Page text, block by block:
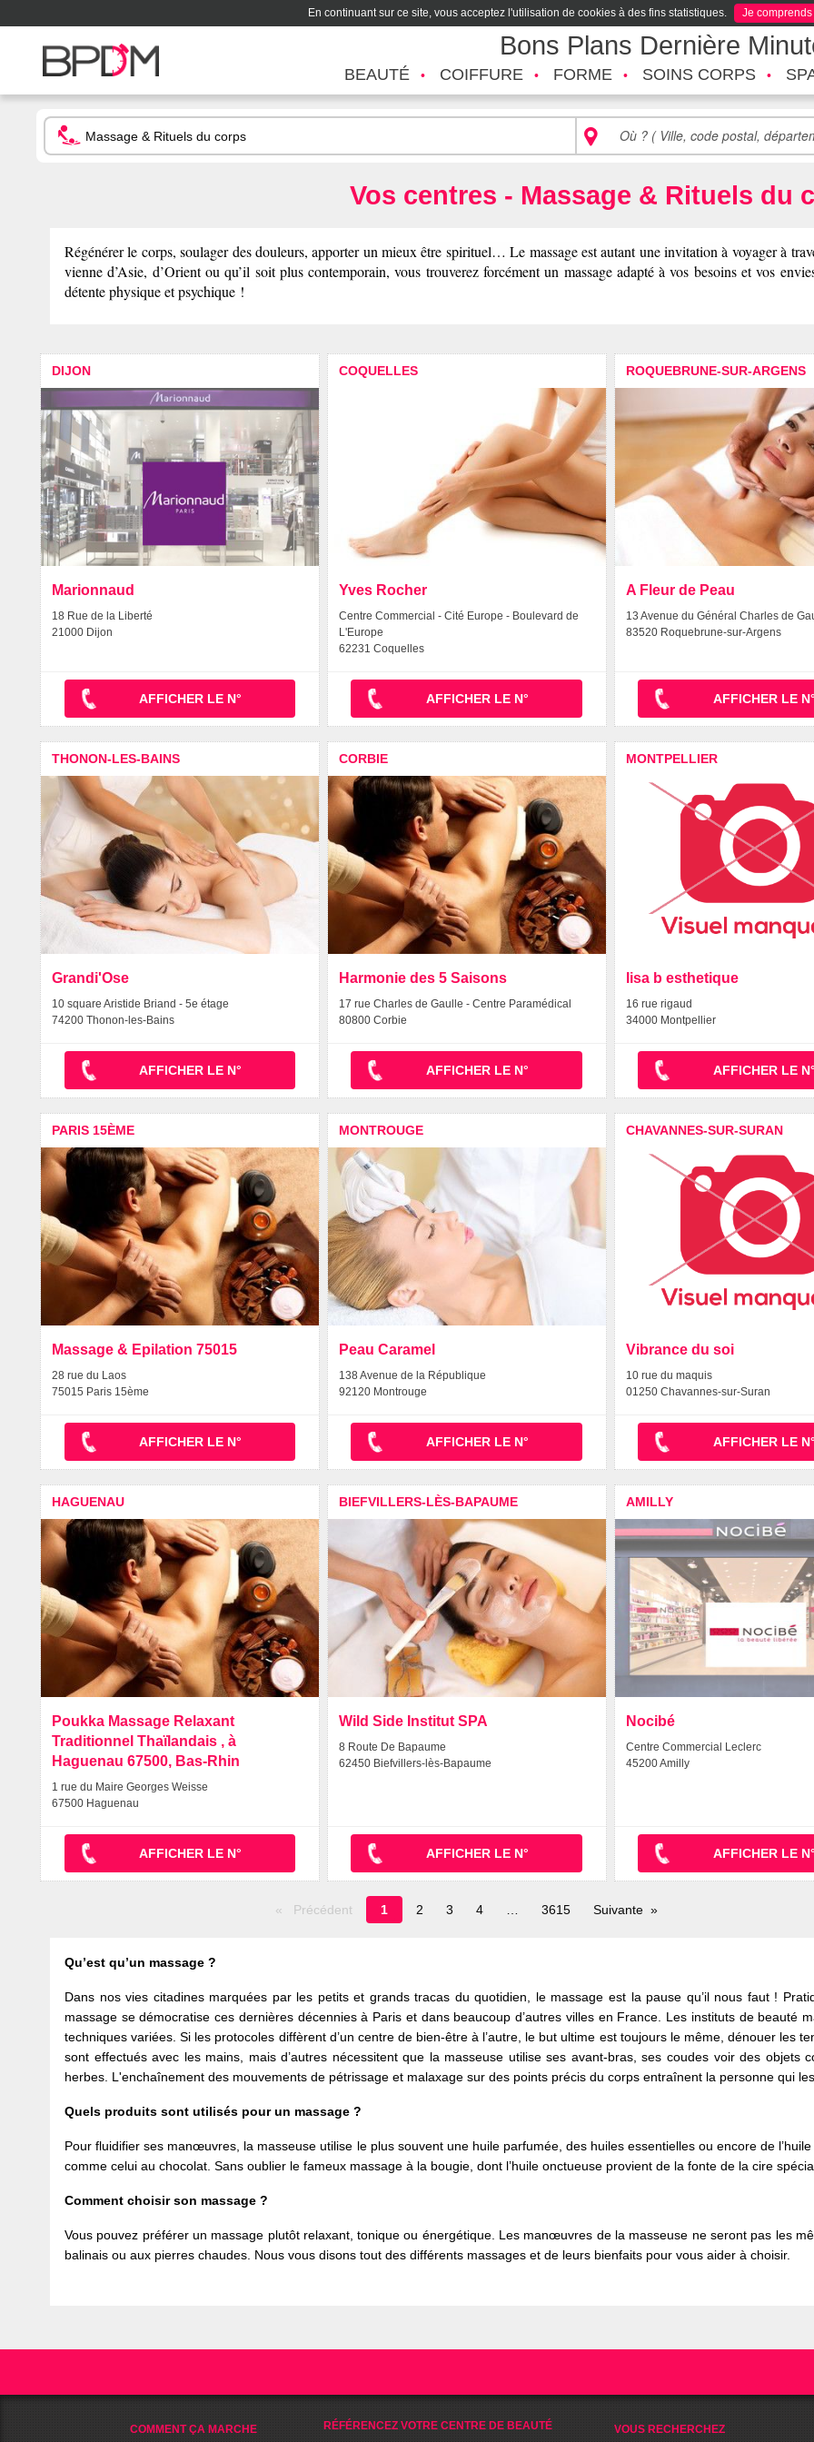
En continuant sur ce site, vous acceptez l'utilisation de cookies à des fins statistiques. Je comprends
Bons Plans Dernière
BEAUTÉ COIFFURE FORME SOINS CORPS
Vos centres - Massage & Rituels du
Régénérer le corps, soulager des douleurs, apporter un mieux être spirituel… Le massage est autant une invitation à voyager à
vienne d’Asie, d’Orient ou qu’il soit plus contemporain, vous trouverez forcément un massage adapté à vos besoins et vos
détente physique et psychique !
DIJON
Marionnaud
18 Rue de la Liberté
21000 Dijon
AFFICHER LE N°
COQUELLES
Yves Rocher
Centre Commercial - Cité Europe - Boulevard de
L'Europe
62231 Coquelles
AFFICHER LE N°
ROQUEBRUNE-SUR-ARGENS
A Fleur de Peau
13 Avenue du Général Charles de
83520 Roquebrune-sur-Argens
AFFICHER LE
THONON-LES-BAINS
Grandi'Ose
10 square Aristide Briand - 5e étage
74200 Thonon-les-Bains
AFFICHER LE N°
CORBIE
Harmonie des 5 Saisons
17 rue Charles de Gaulle - Centre Paramédical
80800 Corbie
AFFICHER LE N°
MONTPELLIER
lisa b esthetique
16 rue rigaud
34000 Montpellier
AFFICHER LE
PARIS 15ÈME
Massage & Epilation 75015
28 rue du Laos
75015 Paris 15ème
AFFICHER LE N°
MONTROUGE
Peau Caramel
138 Avenue de la République
92120 Montrouge
AFFICHER LE N°
CHAVANNES-SUR-SURAN
Vibrance du soi
10 rue du maquis
01250 Chavannes-sur-Suran
AFFICHER LE
HAGUENAU
Poukka Massage Relaxant
Traditionnel Thaïlandais , à
Haguenau 67500, Bas-Rhin
1 rue du Maire Georges Weisse
67500 Haguenau
AFFICHER LE N°
BIEFVILLERS-LÈS-BAPAUME
Wild Side Institut SPA
8 Route De Bapaume
62450 Biefvillers-lès-Bapaume
AFFICHER LE N°
AMILLY
Nocibé
Centre Commercial Leclerc
45200 Amilly
AFFICHER LE
Précédent
Page
en
1 2 3 4 3615 Suivante
Qu’est qu’un massage ?
Dans nos vies citadines marquées par les petits et grands tracas du quotidien, le massage est la pause qu’il nous faut !
massage se démocratise ces dernières décennies à Paris et dans beaucoup d’autres villes en France. Les instituts de beauté
techniques variées. Si les protocoles diffèrent d’un centre de bien-être à l’autre, le but ultime est toujours le même, dénouer les
sont effectués avec les mains, mais d’autres nécessitent que la masseuse utilise ses avant-bras, ses coudes voir des
herbes. L'enchaînement des mouvements de pétrissage et malaxage sur des points précis du corps entraînent la personne qui
Quels produits sont utilisés pour un massage ?
Pour fluidifier ses manœuvres, la masseuse utilise le plus souvent une huile parfumée, des huiles essentielles ou encore de
comme celui au chocolat. Sans oublier le fameux massage à la bougie, dont l’huile onctueuse provient de la fonte de la cire
Comment choisir son massage ?
Vous pouvez préférer un massage plutôt relaxant, tonique ou énergétique. Les manœuvres de la masseuse ne seront pas les
balinais ou aux pierres chaudes. Nous vous disons tout des différents massages et de leurs bienfaits pour vous aider à choisir.
COMMENT ÇA MARCHE RÉFÉRENCEZ VOTRE CENTRE DE BEAUTÉ VOUS RECHERCHEZ